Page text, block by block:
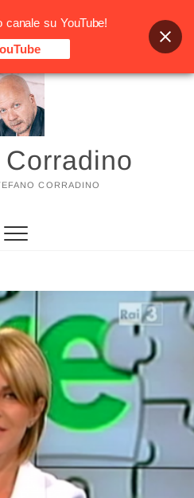
CORRADINO
su YouTube!